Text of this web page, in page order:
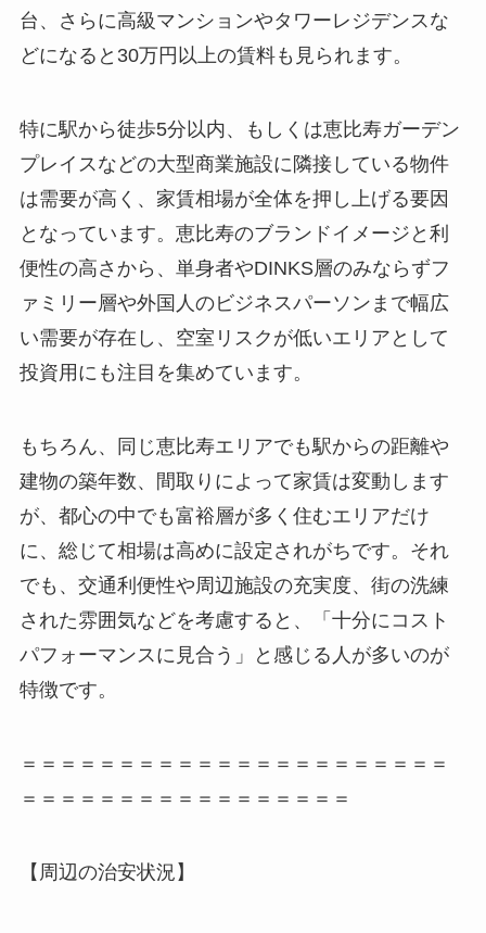
台、さらに高級マンションやタワーレジデンスな
どになると30万円以上の賃料も見られます。
特に駅から徒歩5分以内、もしくは恵比寿ガーデン
プレイスなどの大型商業施設に隣接している物件
は需要が高く、家賃相場が全体を押し上げる要因
となっています。恵比寿のブランドイメージと利
便性の高さから、単身者やDINKS層のみならずフ
ァミリー層や外国人のビジネスパーソンまで幅広
い需要が存在し、空室リスクが低いエリアとして
投資用にも注目を集めています。
もちろん、同じ恵比寿エリアでも駅からの距離や
建物の築年数、間取りによって家賃は変動します
が、都心の中でも富裕層が多く住むエリアだけ
に、総じて相場は高めに設定されがちです。それ
でも、交通利便性や周辺施設の充実度、街の洗練
された雰囲気などを考慮すると、「十分にコスト
パフォーマンスに見合う」と感じる人が多いのが
特徴です。
＝＝＝＝＝＝＝＝＝＝＝＝＝＝＝＝＝＝＝＝＝＝
＝＝＝＝＝＝＝＝＝＝＝＝＝＝＝＝＝
【周辺の治安状況】